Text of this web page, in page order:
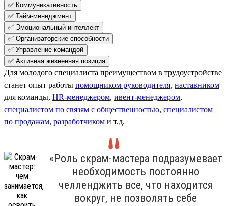
✅ Коммуникативность
✅ Тайм-менеджмент
✅ Эмоциональный интеллект
✅ Организаторские способности
✅ Управление командой
✅ Активная жизненная позиция
Для молодого специалиста преимуществом в трудоустройстве
станет опыт работы помощником руководителя, наставником
для команды, HR-менеджером, ивент-менеджером,
специалистом по связям с общественностью, специалистом
по продажам, разработчиком и т.д.
«Роль скрам-мастера подразумевает
необходимость постоянно
челленджить все, что находится
вокруг, не позволять себе